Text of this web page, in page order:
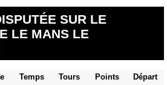
SUR LE
LE MANS LE
Temps Tours Points Départ